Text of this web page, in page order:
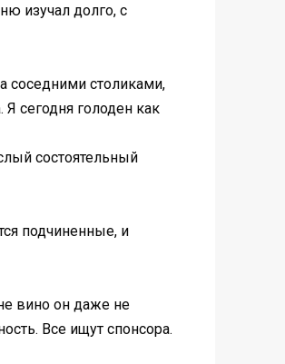
изучал долго, с
соседними столиками,
сегодня голоден как
состоятельный
подчиненные, и
вино он даже не
Все ищут спонсора.